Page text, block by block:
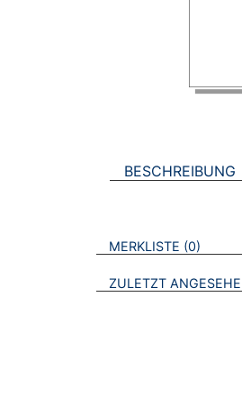
BESCHREIBUNG
VERWEISE AUF
MERKLISTE 0
ZULETZT